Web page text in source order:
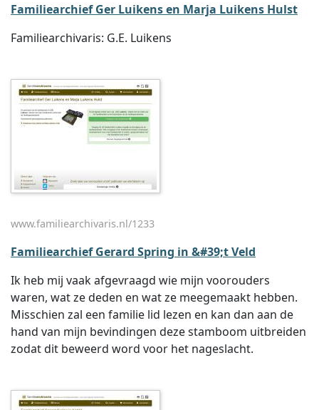
Familiearchief Ger Luikens en Marja Luikens Hulst
Familiearchivaris: G.E. Luikens
www.familiearchivaris.nl/1233
Familiearchief Gerard Spring in &#39;t Veld
Ik heb mij vaak afgevraagd wie mijn voorouders
waren, wat ze deden en wat ze meegemaakt hebben.
Misschien zal een familie lid lezen en kan dan aan de
hand van mijn bevindingen deze stamboom uitbreiden
zodat dit beweerd word voor het nageslacht.